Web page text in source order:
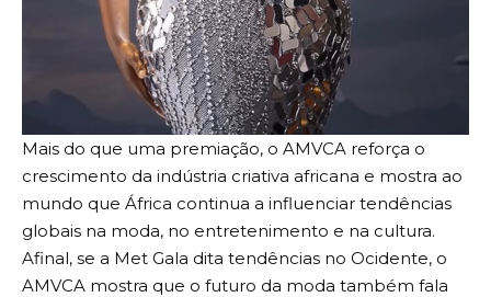
Mais do que uma premiação, o AMVCA reforça o
crescimento da indústria criativa africana e mostra ao
mundo que África continua a influenciar tendências
globais na moda, no entretenimento e na cultura.
Afinal, se a Met Gala dita tendências no Ocidente, o
AMVCA mostra que o futuro da moda também fala